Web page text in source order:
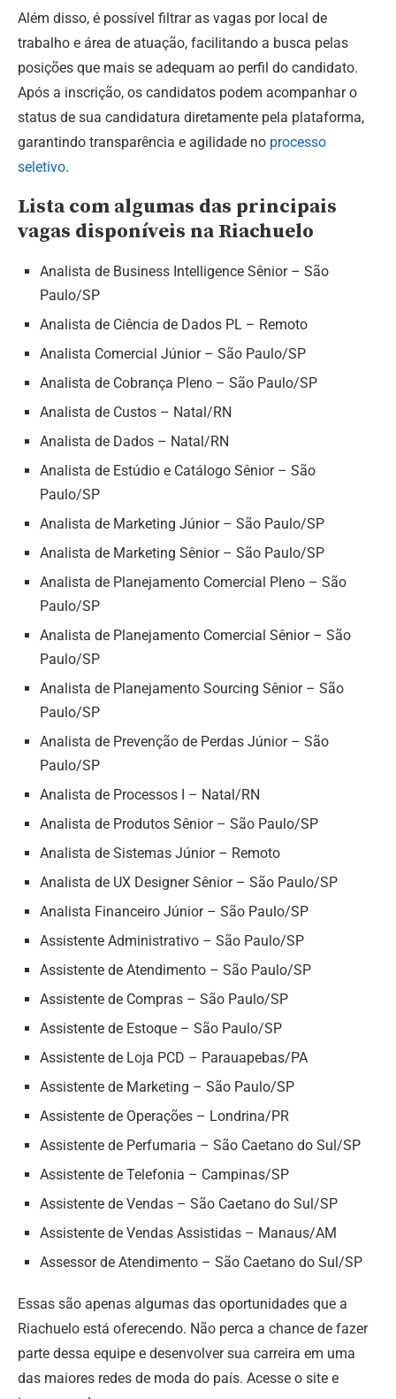
Além disso, é possível filtrar as vagas por local de
trabalho e área de atuação, facilitando a busca pelas
posições que mais se adequam ao perfil do candidato.
Após a inscrição, os candidatos podem acompanhar o
status de sua candidatura diretamente pela plataforma,
garantindo transparência e agilidade no processo
seletivo.
Lista com algumas das principais
vagas disponíveis na Riachuelo
Analista de Business Intelligence Sênior – São
Paulo/SP
Analista de Ciência de Dados PL – Remoto
Analista Comercial Júnior – São Paulo/SP
Analista de Cobrança Pleno – São Paulo/SP
Analista de Custos – Natal/RN
Analista de Dados – Natal/RN
Analista de Estúdio e Catálogo Sênior – São
Paulo/SP
Analista de Marketing Júnior – São Paulo/SP
Analista de Marketing Sênior – São Paulo/SP
Analista de Planejamento Comercial Pleno – São
Paulo/SP
Analista de Planejamento Comercial Sênior – São
Paulo/SP
Analista de Planejamento Sourcing Sênior – São
Paulo/SP
Analista de Prevenção de Perdas Júnior – São
Paulo/SP
Analista de Processos I – Natal/RN
Analista de Produtos Sênior – São Paulo/SP
Analista de Sistemas Júnior – Remoto
Analista de UX Designer Sênior – São Paulo/SP
Analista Financeiro Júnior – São Paulo/SP
Assistente Administrativo – São Paulo/SP
Assistente de Atendimento – São Paulo/SP
Assistente de Compras – São Paulo/SP
Assistente de Estoque – São Paulo/SP
Assistente de Loja PCD – Parauapebas/PA
Assistente de Marketing – São Paulo/SP
Assistente de Operações – Londrina/PR
Assistente de Perfumaria – São Caetano do Sul/SP
Assistente de Telefonia – Campinas/SP
Assistente de Vendas – São Caetano do Sul/SP
Assistente de Vendas Assistidas – Manaus/AM
Assessor de Atendimento – São Caetano do Sul/SP
Essas são apenas algumas das oportunidades que a
Riachuelo está oferecendo. Não perca a chance de fazer
parte dessa equipe e desenvolver sua carreira em uma
das maiores redes de moda do país. Acesse o site e